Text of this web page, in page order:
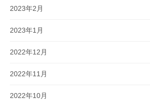
2023年2月
2023年1月
2022年12月
2022年11月
2022年10月